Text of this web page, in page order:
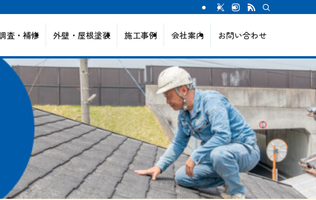
査・補修 外壁・屋根塗装 施工事例 会社案内 お問い合わせ